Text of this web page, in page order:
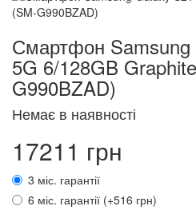
Смартфон Samsung
5G 6/128GB
G990BZAD)
Немає в наявності
17211 грн
3 міс. гарантії
6 міс. гарантії (+516 грн)